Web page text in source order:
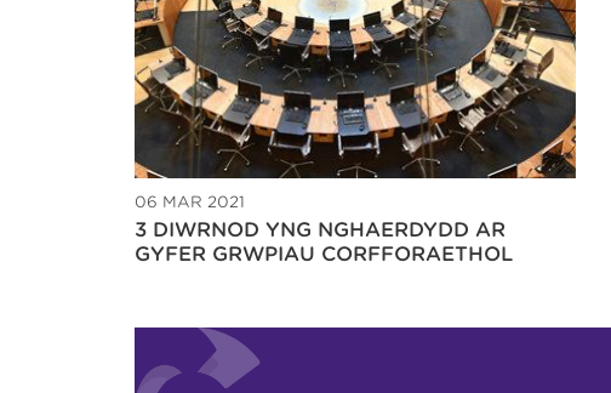
06 MAR 2021
3 DIWRNOD YNG NGHAERDYDD AR
GYFER GRWPIAU CORFFORAETHOL